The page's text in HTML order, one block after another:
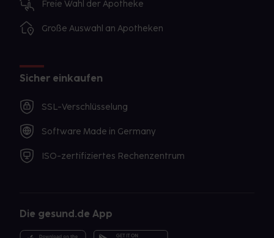
Freie Wahl der Apotheke
Große Auswahl an Apotheken
Sicher einkaufen
SSL-Verschlüsselung
Software Made in Germany
ISO-zertifiziertes Rechenzentrum
Die gesund.de App